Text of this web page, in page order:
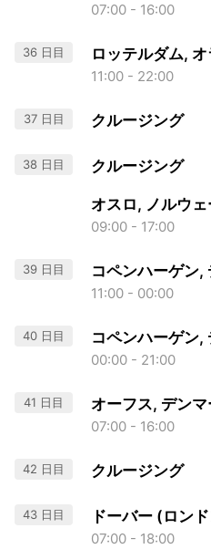
07:00 - 16:00
36 日目 ロッテルダム,
11:00 - 22:00
37 日目 クルージング
38 日目 クルージング
オスロ, ノルウェ
09:00 - 17:00
39 日目 コペンハーゲン,
11:00 - 00:00
40 日目 コペンハーゲン,
00:00 - 21:00
41 日目 オーフス, デンマ
07:00 - 16:00
42 日目 クルージング
43 日目 ドーバー (ロン
07:00 - 18:00